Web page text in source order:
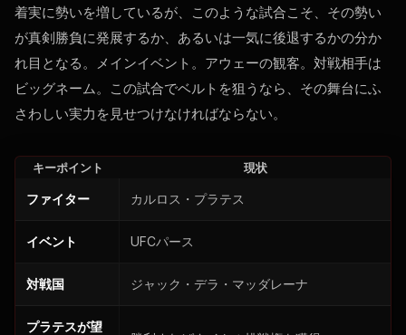
着実に勢いを増しているが、このような試合こそ、その勢い
が真剣勝負に発展するか、あるいは一気に後退するかの分か
れ目となる。メインイベント。アウェーの観客。対戦相手は
ビッグネーム。この試合でベルトを狙うなら、その舞台にふ
さわしい実力を見せつけなければならない。
キーポイント 現状
ファイター カルロス・プラテス
イベント UFCパース
対戦国 ジャック・デラ・マッダレーナ
プラテスが望